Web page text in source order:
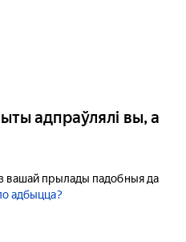
адпраўлялі вы, а
вашай прылады падобныя да
адбыцца?